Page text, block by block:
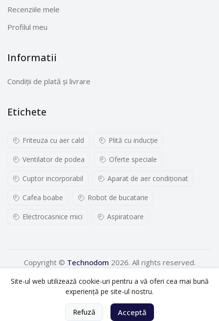
Recenziile mele
Profilul meu
Informatii
Condiții de plată și livrare
Etichete
Friteuza cu aer cald Plită cu inducţie
Ventilator de podea Oferte speciale
Cuptor incorporabil Aparat de aer condiționat
Cafea boabe Robot de bucatarie
Electrocasnice mici Aspiratoare
Copyright © Technodom 2026. All rights reserved.
Site-ul web utilizează cookie-uri pentru a vă oferi cea mai bună
experiență pe site-ul nostru.
Refuză Acceptă